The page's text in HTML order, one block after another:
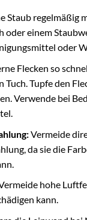
Staub regelmäßig
oder einem
oder
Flecken so
Tuch. Tupfe den
Verwende bei
Vermeide
da sie die
hohe
kann.